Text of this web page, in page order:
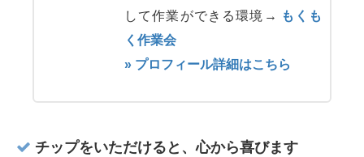
して作業ができる環境→
もくも
く作業会
» プロフィール詳細はこちら
チップをいただけると、心から喜びます